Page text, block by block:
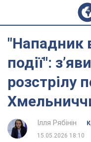
"Нападник
події":
розстрілу
Ілля Рябінін
15.05.2026 18:10